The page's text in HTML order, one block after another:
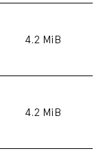
4.2 MiB
4.2 MiB